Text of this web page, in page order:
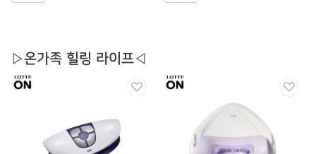
▷온가족 힐링 라이프◁